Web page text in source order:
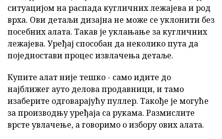
ситуацијом на распада кугличних лежајева и род
врха. Ови детаљи дизајна не може се уклонити без
посебних алата. Такав је уклањање за кугличних
лежајева. Уређај способан да неколико пута да
поједностави процес извлачења детаље.
Купите алат није тешко - само идите до
најближег ауто делова продавници, и тамо
изаберите одговарајућу пуллер. Такође је могуће
за производњу уређаја са рукама. Размислите
врсте увлачење, а говоримо о избору ових алата.